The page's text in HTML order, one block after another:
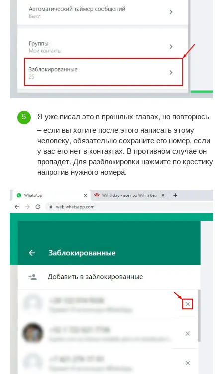
Я уже писал это в прошлых главах, но повторюсь
– если вы хотите после этого написать этому
человеку, обязательно сохраните его номер, если
у вас его нет в контактах. В противном случае он
пропадет. Для разблокировки нажмите по крестику
напротив нужного номера.